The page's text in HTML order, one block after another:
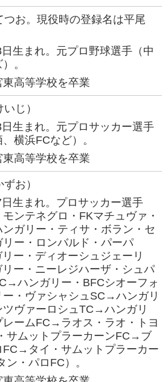
つお。現役時の登録名は平尾
生まれ。元プロ野球選手（中
。
高等学校を卒業
じ）
生まれ。元プロサッカー選手
、横浜FCなど）。
高等学校を卒業
ずお）
生まれ。プロサッカー選手
モンテネグロ・FKマチュヴァ・
ガリー・ティサ・ボラン・セ
ー・ロンバルド・パーパ
ー・ディオーシュジェーリ
ー・ニーレジハーザ・シュパ
ハンガリー・BFCシオーフォ
・ヴァシャシュSC→ハンガリ
ツヴァーロシュTC→ハンガリ
レームFC→ラオス・ラオ・トヨ
サムットプラーカーンFC→ブ
FC→タイ・サムットプラーカー
・パロFC）。